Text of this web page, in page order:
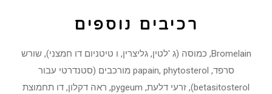
רכיבים נוספים
Bromelain, כמוסה (ג 'לטין, גליצרין, ו טיטניום דו חמצני), שורש
סרפד, papain, phytosterol מורכבים (סטנדרטי עבור
betasitosterol), זרעי דלעת, pygeum, ראה דקלון, דו תחמוצת